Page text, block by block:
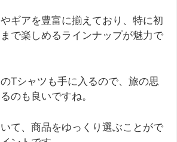
ギアを豊富に揃えており、特に初
で楽しめるラインナップが魅力で
Tシャツも手に入るので、旅の思
のも良いですね。
て、商品をゆっくり選ぶことがで